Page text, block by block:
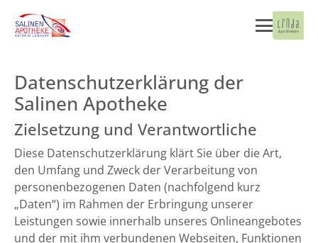
Datenschutzerklärung der
Salinen Apotheke
Zielsetzung und Verantwortliche
Diese Datenschutzerklärung klärt Sie über die Art,
den Umfang und Zweck der Verarbeitung von
personenbezogenen Daten (nachfolgend kurz
„Daten“) im Rahmen der Erbringung unserer
Leistungen sowie innerhalb unseres Onlineangebotes
und der mit ihm verbundenen Webseiten, Funktionen